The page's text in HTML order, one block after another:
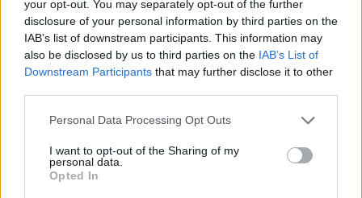
your opt-out. You may separately opt-out of the further
disclosure of your personal information by third parties on the
IAB’s list of downstream participants. This information may
also be disclosed by us to third parties on the IAB’s List of
Downstream Participants that may further disclose it to other
Personal Data Processing Opt Outs
I want to opt-out of the Sharing of my
personal data.
Opted In
Κορινθία: Παραδίδονται τρία σημαντικά έργα